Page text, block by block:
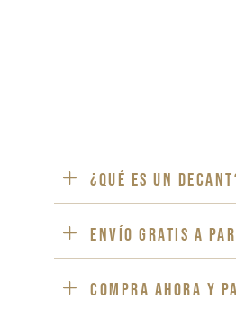
¿Qué es un
ENVÍO GRATIS a
Compra ahora y